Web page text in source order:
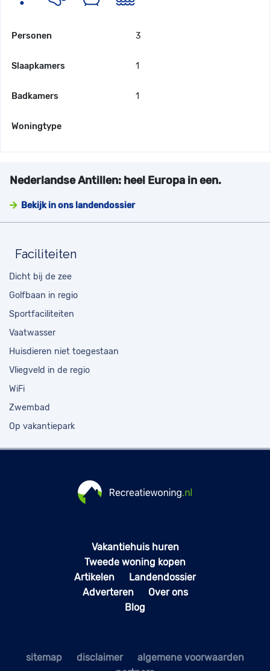
Personen 3
Slaapkamers 1
Badkamers 1
Woningtype
Nederlandse Antillen: heel Europa in een.
Bekijk in ons landendossier
Faciliteiten
Dicht bij de zee
Golfbaan in regio
Sportfaciliteiten
Vaatwasser
Huisdieren niet toegestaan
Vliegveld in de regio
WiFi
Zwembad
Op vakantiepark
Vakantiehuis huren
Tweede woning kopen
Artikelen
Landendossier
Adverteren
Over ons
Blog
sitemap disclaimer
algemene voorwaarden